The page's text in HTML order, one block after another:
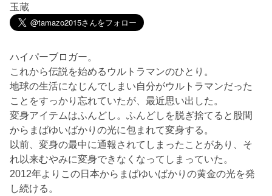
玉蔵
ハイパーブロガー。
これから伝説を始めるウルトラマンのひとり。
地球の生活になじんでしまい自分がウルトラマンだった
ことをすっかり忘れていたが、最近思い出した。
変身アイテムはふんどし。ふんどしを脱ぎ捨てると股間
からまばゆいばかりの光に包まれて変身する。
以前、変身の最中に通報されてしまったことがあり、そ
れ以来むやみに変身できなくなってしまっていた。
2012年よりこの日本からまばゆいばかりの黄金の光を発
し続ける。